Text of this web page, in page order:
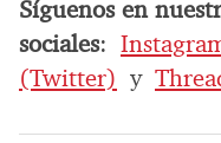
Síguenos en
sociales:
(Twitter) y